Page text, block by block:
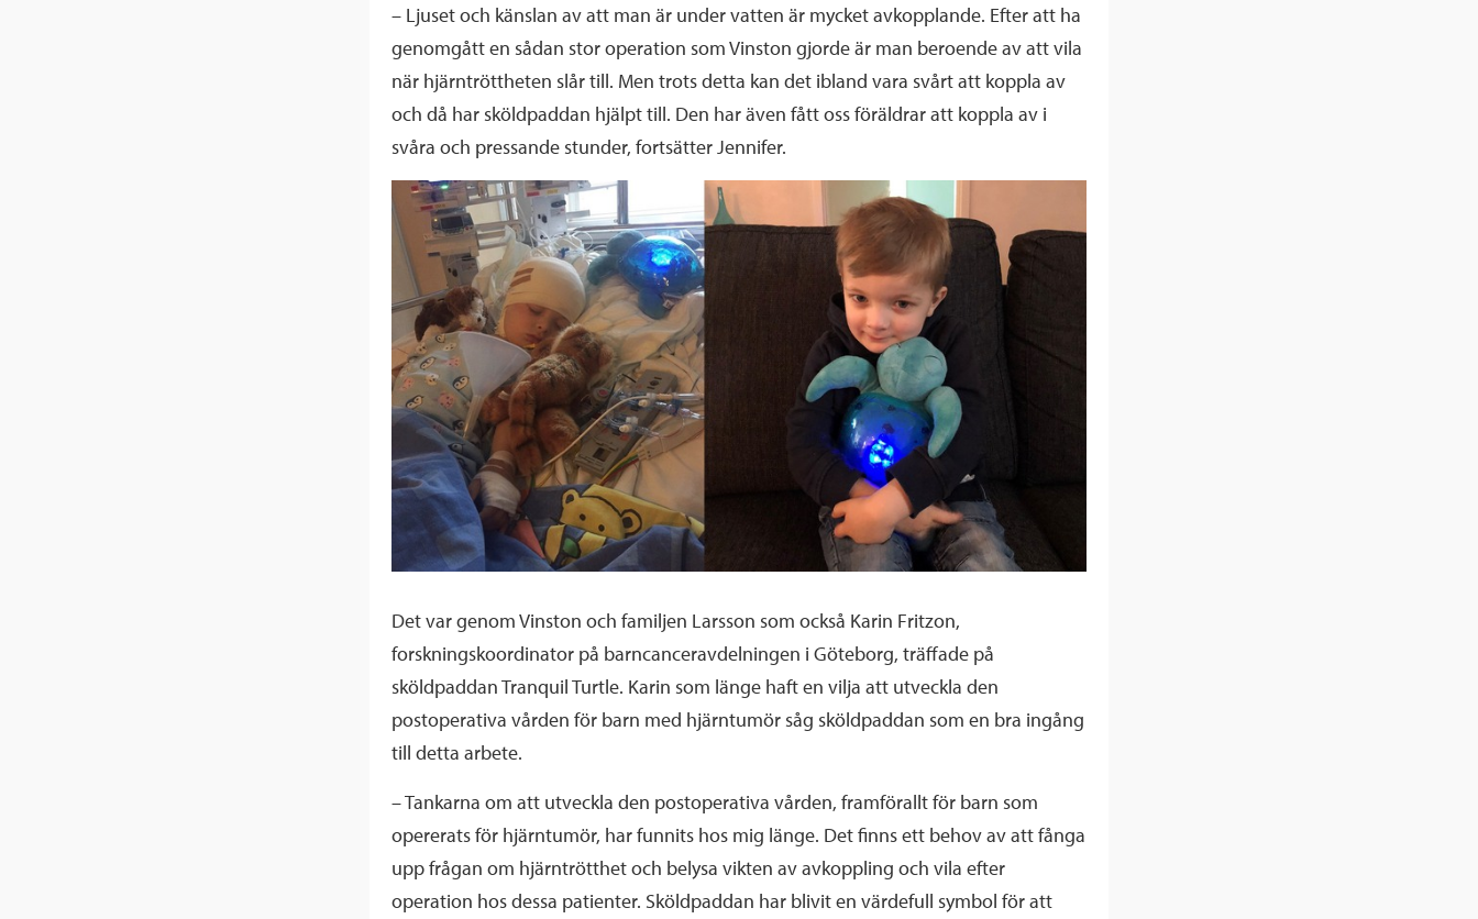
– Ljuset och känslan av att man är under vatten är mycket avkopplande. Efter att ha
genomgått en sådan stor operation som Vinston gjorde är man beroende av att vila
när hjärntröttheten slår till. Men trots detta kan det ibland vara svårt att koppla av
och då har sköldpaddan hjälpt till. Den har även fått oss föräldrar att koppla av i
svåra och pressande stunder, fortsätter Jennifer.
Det var genom Vinston och familjen Larsson som också Karin Fritzon,
forskningskoordinator på barncanceravdelningen i Göteborg, träffade på
sköldpaddan Tranquil Turtle. Karin som länge haft en vilja att utveckla den
postoperativa vården för barn med hjärntumör såg sköldpaddan som en bra ingång
till detta arbete.
– Tankarna om att utveckla den postoperativa vården, framförallt för barn som
opererats för hjärntumör, har funnits hos mig länge. Det finns ett behov av att fånga
upp frågan om hjärntrötthet och belysa vikten av avkoppling och vila efter
operation hos dessa patienter. Sköldpaddan har blivit en värdefull symbol för att